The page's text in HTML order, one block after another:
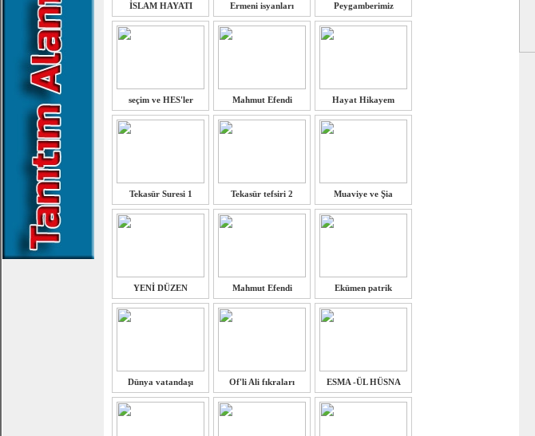
İSLAM HAYATI Ermeni isyanları Peygamberimiz
seçim ve HES'ler Mahmut Efendi Hayat Hikayem
Tekasür Suresi 1 Tekasür tefsiri 2 Muaviye ve Şia
YENİ DÜZEN Mahmut Efendi Ekümen patrik
Dünya vatandaşı Of'li Ali fıkraları ESMA -ÜL HÜSNA